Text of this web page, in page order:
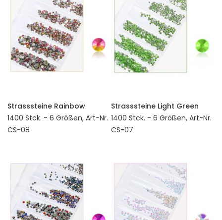
Strasssteine Rainbow
1400 Stck. - 6 Größen, Art-Nr.
CS-08
Strasssteine Light Green
1400 Stck. - 6 Größen, Art-Nr.
CS-07